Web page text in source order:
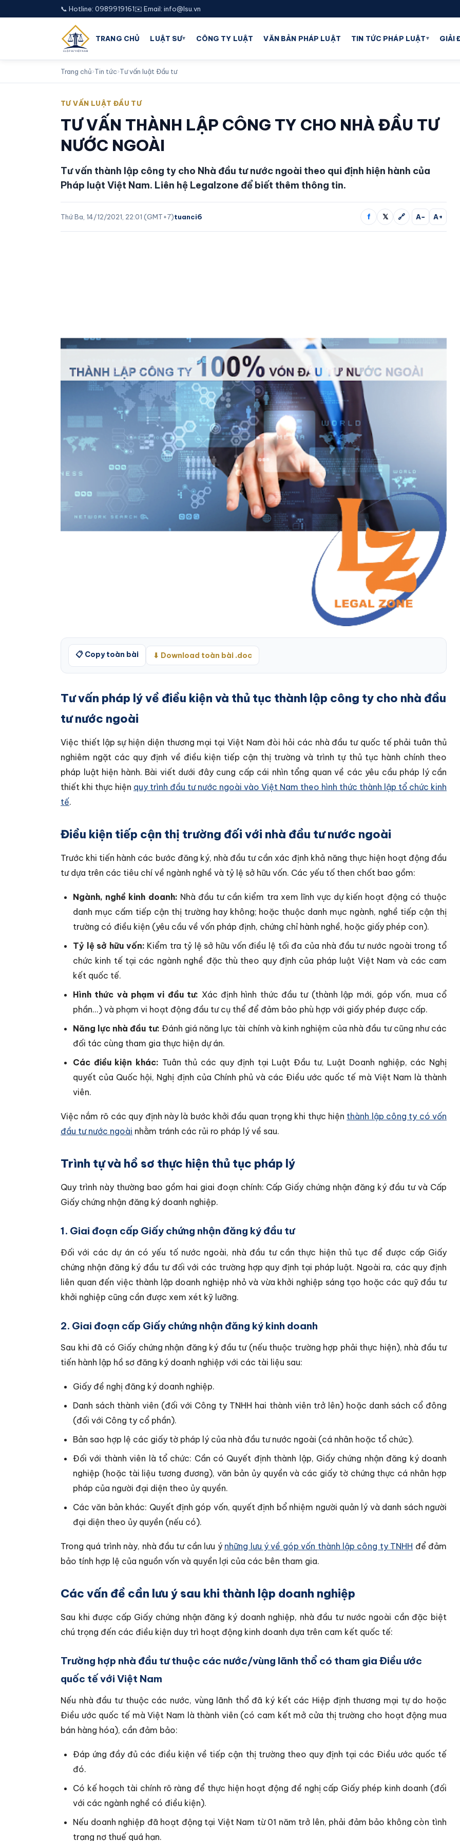
📞 Hotline: 0989919161✉️ Email: info@lsu.vn
TRANG CHỦ LUẬT SƯ▾ CÔNG TY LUẬT VĂN BẢN PHÁP LUẬT TIN TỨC PHÁP LUẬT▾ GIẢI
Trang chủ›Tin tức›Tư vấn luật Đầu tư
TƯ VẤN LUẬT ĐẦU TƯ
TƯ VẤN THÀNH LẬP CÔNG TY CHO NHÀ ĐẦU TƯ
NƯỚC NGOÀI
Tư vấn thành lập công ty cho Nhà đầu tư nước ngoài theo qui định hiện hành của
Pháp luật Việt Nam. Liên hệ Legalzone để biết thêm thông tin.
Thứ Ba, 14/12/2021, 22:01 (GMT+7)tuanci6 f 𝕏 🔗 A− A+
📋 Copy toàn bài ⬇ Download toàn bài .doc
Tư vấn pháp lý về điều kiện và thủ tục thành lập công ty cho nhà đầu
tư nước ngoài
Việc thiết lập sự hiện diện thương mại tại Việt Nam đòi hỏi các nhà đầu tư quốc tế phải tuân thủ
nghiêm ngặt các quy định về điều kiện tiếp cận thị trường và trình tự thủ tục hành chính theo
pháp luật hiện hành. Bài viết dưới đây cung cấp cái nhìn tổng quan về các yêu cầu pháp lý cần
thiết khi thực hiện quy trình đầu tư nước ngoài vào Việt Nam theo hình thức thành lập tổ chức kinh
tế.
Điều kiện tiếp cận thị trường đối với nhà đầu tư nước ngoài
Trước khi tiến hành các bước đăng ký, nhà đầu tư cần xác định khả năng thực hiện hoạt động đầu
tư dựa trên các tiêu chí về ngành nghề và tỷ lệ sở hữu vốn. Các yếu tố then chốt bao gồm:
Ngành, nghề kinh doanh: Nhà đầu tư cần kiểm tra xem lĩnh vực dự kiến hoạt động có thuộc
danh mục cấm tiếp cận thị trường hay không; hoặc thuộc danh mục ngành, nghề tiếp cận thị
trường có điều kiện (yêu cầu về vốn pháp định, chứng chỉ hành nghề, hoặc giấy phép con).
Tỷ lệ sở hữu vốn: Kiểm tra tỷ lệ sở hữu vốn điều lệ tối đa của nhà đầu tư nước ngoài trong tổ
chức kinh tế tại các ngành nghề đặc thù theo quy định của pháp luật Việt Nam và các cam
kết quốc tế.
Hình thức và phạm vi đầu tư: Xác định hình thức đầu tư (thành lập mới, góp vốn, mua cổ
phần...) và phạm vi hoạt động đầu tư cụ thể để đảm bảo phù hợp với giấy phép được cấp.
Năng lực nhà đầu tư: Đánh giá năng lực tài chính và kinh nghiệm của nhà đầu tư cũng như các
đối tác cùng tham gia thực hiện dự án.
Các điều kiện khác: Tuân thủ các quy định tại Luật Đầu tư, Luật Doanh nghiệp, các Nghị
quyết của Quốc hội, Nghị định của Chính phủ và các Điều ước quốc tế mà Việt Nam là thành
viên.
Việc nắm rõ các quy định này là bước khởi đầu quan trọng khi thực hiện thành lập công ty có vốn
đầu tư nước ngoài nhằm tránh các rủi ro pháp lý về sau.
Trình tự và hồ sơ thực hiện thủ tục pháp lý
Quy trình này thường bao gồm hai giai đoạn chính: Cấp Giấy chứng nhận đăng ký đầu tư và Cấp
Giấy chứng nhận đăng ký doanh nghiệp.
1. Giai đoạn cấp Giấy chứng nhận đăng ký đầu tư
Đối với các dự án có yếu tố nước ngoài, nhà đầu tư cần thực hiện thủ tục để được cấp Giấy
chứng nhận đăng ký đầu tư đối với các trường hợp quy định tại pháp luật. Ngoài ra, các quy định
liên quan đến việc thành lập doanh nghiệp nhỏ và vừa khởi nghiệp sáng tạo hoặc các quỹ đầu tư
khởi nghiệp cũng cần được xem xét kỹ lưỡng.
2. Giai đoạn cấp Giấy chứng nhận đăng ký kinh doanh
Sau khi đã có Giấy chứng nhận đăng ký đầu tư (nếu thuộc trường hợp phải thực hiện), nhà đầu tư
tiến hành lập hồ sơ đăng ký doanh nghiệp với các tài liệu sau:
Giấy đề nghị đăng ký doanh nghiệp.
Danh sách thành viên (đối với Công ty TNHH hai thành viên trở lên) hoặc danh sách cổ đông
(đối với Công ty cổ phần).
Bản sao hợp lệ các giấy tờ pháp lý của nhà đầu tư nước ngoài (cá nhân hoặc tổ chức).
Đối với thành viên là tổ chức: Cần có Quyết định thành lập, Giấy chứng nhận đăng ký doanh
nghiệp (hoặc tài liệu tương đương), văn bản ủy quyền và các giấy tờ chứng thực cá nhân hợp
pháp của người đại diện theo ủy quyền.
Các văn bản khác: Quyết định góp vốn, quyết định bổ nhiệm người quản lý và danh sách người
đại diện theo ủy quyền (nếu có).
Trong quá trình này, nhà đầu tư cần lưu ý những lưu ý về góp vốn thành lập công ty TNHH để đảm
bảo tính hợp lệ của nguồn vốn và quyền lợi của các bên tham gia.
Các vấn đề cần lưu ý sau khi thành lập doanh nghiệp
Sau khi được cấp Giấy chứng nhận đăng ký doanh nghiệp, nhà đầu tư nước ngoài cần đặc biệt
chú trọng đến các điều kiện duy trì hoạt động kinh doanh dựa trên cam kết quốc tế:
Trường hợp nhà đầu tư thuộc các nước/vùng lãnh thổ có tham gia Điều ước
quốc tế với Việt Nam
Nếu nhà đầu tư thuộc các nước, vùng lãnh thổ đã ký kết các Hiệp định thương mại tự do hoặc
Điều ước quốc tế mà Việt Nam là thành viên (có cam kết mở cửa thị trường cho hoạt động mua
bán hàng hóa), cần đảm bảo:
Đáp ứng đầy đủ các điều kiện về tiếp cận thị trường theo quy định tại các Điều ước quốc tế
đó.
Có kế hoạch tài chính rõ ràng để thực hiện hoạt động đề nghị cấp Giấy phép kinh doanh (đối
với các ngành nghề có điều kiện).
Nếu doanh nghiệp đã hoạt động tại Việt Nam từ 01 năm trở lên, phải đảm bảo không còn tình
trạng nợ thuế quá hạn.